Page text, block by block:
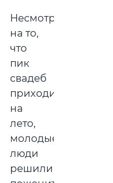
Несмотря
на то,
что
пик
свадеб
приходится
на
лето,
молодые
люди
решили